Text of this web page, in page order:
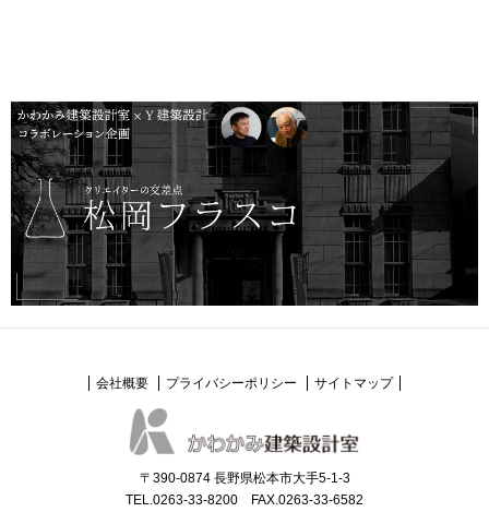
会社概要 プライバシーポリシー サイトマップ
〒390-0874 長野県松本市大手5-1-3
TEL.0263-33-8200 FAX.0263-33-6582